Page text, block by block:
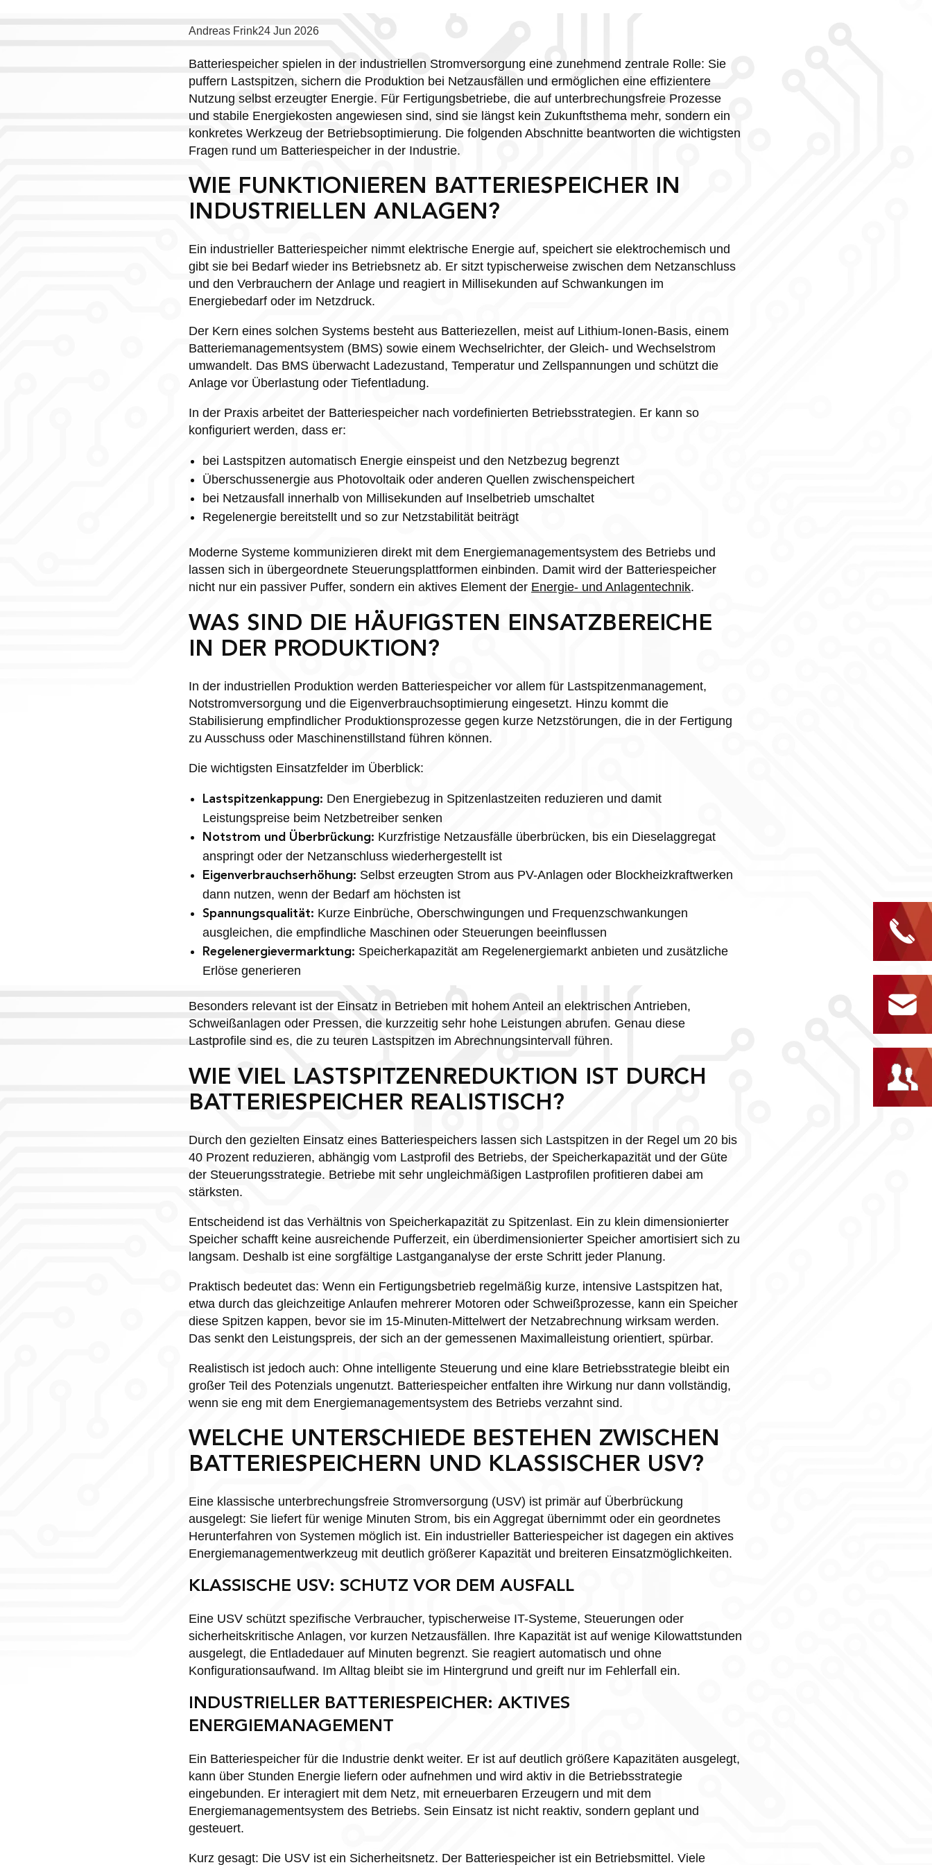
Posted
Andreas Frink24 Jun 2026
Batteriespeicher spielen in der industriellen Stromversorgung eine zunehmend zentrale Rolle: Sie
puffern Lastspitzen, sichern die Produktion bei Netzausfällen und ermöglichen eine effizientere
Nutzung selbst erzeugter Energie. Für Fertigungsbetriebe, die auf unterbrechungsfreie Prozesse
und stabile Energiekosten angewiesen sind, sind sie längst kein Zukunftsthema mehr, sondern ein
konkretes Werkzeug der Betriebsoptimierung. Die folgenden Abschnitte beantworten die wichtigsten
Fragen rund um Batteriespeicher in der Industrie.
WIE FUNKTIONIEREN BATTERIESPEICHER IN
INDUSTRIELLEN ANLAGEN?
Ein industrieller Batteriespeicher nimmt elektrische Energie auf, speichert sie elektrochemisch und
gibt sie bei Bedarf wieder ins Betriebsnetz ab. Er sitzt typischerweise zwischen dem Netzanschluss
und den Verbrauchern der Anlage und reagiert in Millisekunden auf Schwankungen im
Energiebedarf oder im Netzdruck.
Der Kern eines solchen Systems besteht aus Batteriezellen, meist auf Lithium-Ionen-Basis, einem
Batteriemanagementsystem (BMS) sowie einem Wechselrichter, der Gleich- und Wechselstrom
umwandelt. Das BMS überwacht Ladezustand, Temperatur und Zellspannungen und schützt die
Anlage vor Überlastung oder Tiefentladung.
In der Praxis arbeitet der Batteriespeicher nach vordefinierten Betriebsstrategien. Er kann so
konfiguriert werden, dass er:
bei Lastspitzen automatisch Energie einspeist und den Netzbezug begrenzt
Überschussenergie aus Photovoltaik oder anderen Quellen zwischenspeichert
bei Netzausfall innerhalb von Millisekunden auf Inselbetrieb umschaltet
Regelenergie bereitstellt und so zur Netzstabilität beiträgt
Moderne Systeme kommunizieren direkt mit dem Energiemanagementsystem des Betriebs und
lassen sich in übergeordnete Steuerungsplattformen einbinden. Damit wird der Batteriespeicher
nicht nur ein passiver Puffer, sondern ein aktives Element der Energie- und Anlagentechnik.
WAS SIND DIE HÄUFIGSTEN EINSATZBEREICHE
IN DER PRODUKTION?
In der industriellen Produktion werden Batteriespeicher vor allem für Lastspitzenmanagement,
Notstromversorgung und die Eigenverbrauchsoptimierung eingesetzt. Hinzu kommt die
Stabilisierung empfindlicher Produktionsprozesse gegen kurze Netzstörungen, die in der Fertigung
zu Ausschuss oder Maschinenstillstand führen können.
Die wichtigsten Einsatzfelder im Überblick:
Lastspitzenkappung: Den Energiebezug in Spitzenlastzeiten reduzieren und damit
Leistungspreise beim Netzbetreiber senken
Notstrom und Überbrückung: Kurzfristige Netzausfälle überbrücken, bis ein Dieselaggregat
anspringt oder der Netzanschluss wiederhergestellt ist
Eigenverbrauchserhöhung: Selbst erzeugten Strom aus PV-Anlagen oder Blockheizkraftwerken
dann nutzen, wenn der Bedarf am höchsten ist
Spannungsqualität: Kurze Einbrüche, Oberschwingungen und Frequenzschwankungen
ausgleichen, die empfindliche Maschinen oder Steuerungen beeinflussen
Regelenergievermarktung: Speicherkapazität am Regelenergiemarkt anbieten und zusätzliche
Erlöse generieren
Besonders relevant ist der Einsatz in Betrieben mit hohem Anteil an elektrischen Antrieben,
Schweißanlagen oder Pressen, die kurzzeitig sehr hohe Leistungen abrufen. Genau diese
Lastprofile sind es, die zu teuren Lastspitzen im Abrechnungsintervall führen.
WIE VIEL LASTSPITZENREDUKTION IST DURCH
BATTERIESPEICHER REALISTISCH?
Durch den gezielten Einsatz eines Batteriespeichers lassen sich Lastspitzen in der Regel um 20 bis
40 Prozent reduzieren, abhängig vom Lastprofil des Betriebs, der Speicherkapazität und der Güte
der Steuerungsstrategie. Betriebe mit sehr ungleichmäßigen Lastprofilen profitieren dabei am
stärksten.
Entscheidend ist das Verhältnis von Speicherkapazität zu Spitzenlast. Ein zu klein dimensionierter
Speicher schafft keine ausreichende Pufferzeit, ein überdimensionierter Speicher amortisiert sich zu
langsam. Deshalb ist eine sorgfältige Lastganganalyse der erste Schritt jeder Planung.
Praktisch bedeutet das: Wenn ein Fertigungsbetrieb regelmäßig kurze, intensive Lastspitzen hat,
etwa durch das gleichzeitige Anlaufen mehrerer Motoren oder Schweißprozesse, kann ein Speicher
diese Spitzen kappen, bevor sie im 15-Minuten-Mittelwert der Netzabrechnung wirksam werden.
Das senkt den Leistungspreis, der sich an der gemessenen Maximalleistung orientiert, spürbar.
Realistisch ist jedoch auch: Ohne intelligente Steuerung und eine klare Betriebsstrategie bleibt ein
großer Teil des Potenzials ungenutzt. Batteriespeicher entfalten ihre Wirkung nur dann vollständig,
wenn sie eng mit dem Energiemanagementsystem des Betriebs verzahnt sind.
WELCHE UNTERSCHIEDE BESTEHEN ZWISCHEN
BATTERIESPEICHERN UND KLASSISCHER USV?
Eine klassische unterbrechungsfreie Stromversorgung (USV) ist primär auf Überbrückung
ausgelegt: Sie liefert für wenige Minuten Strom, bis ein Aggregat übernimmt oder ein geordnetes
Herunterfahren von Systemen möglich ist. Ein industrieller Batteriespeicher ist dagegen ein aktives
Energiemanagementwerkzeug mit deutlich größerer Kapazität und breiteren Einsatzmöglichkeiten.
KLASSISCHE USV: SCHUTZ VOR DEM AUSFALL
Eine USV schützt spezifische Verbraucher, typischerweise IT-Systeme, Steuerungen oder
sicherheitskritische Anlagen, vor kurzen Netzausfällen. Ihre Kapazität ist auf wenige Kilowattstunden
ausgelegt, die Entladedauer auf Minuten begrenzt. Sie reagiert automatisch und ohne
Konfigurationsaufwand. Im Alltag bleibt sie im Hintergrund und greift nur im Fehlerfall ein.
INDUSTRIELLER BATTERIESPEICHER: AKTIVES
ENERGIEMANAGEMENT
Ein Batteriespeicher für die Industrie denkt weiter. Er ist auf deutlich größere Kapazitäten ausgelegt,
kann über Stunden Energie liefern oder aufnehmen und wird aktiv in die Betriebsstrategie
eingebunden. Er interagiert mit dem Netz, mit erneuerbaren Erzeugern und mit dem
Energiemanagementsystem des Betriebs. Sein Einsatz ist nicht reaktiv, sondern geplant und
gesteuert.
Kurz gesagt: Die USV ist ein Sicherheitsnetz. Der Batteriespeicher ist ein Betriebsmittel. Viele